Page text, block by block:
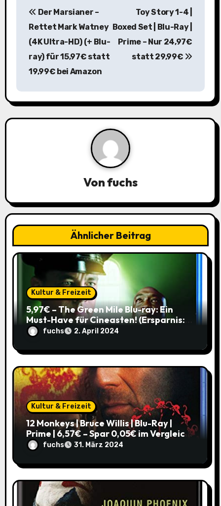
a
g
v
i
g
a
i
o
n
Der Marsianer –
Rettet Mark Watney
(4K Ultra-HD) (+ Blu-
ray) für 15,97€ statt
19,99€ bei Amazon
Toy Story 1-4 |
Boxed Set | Blu-Ray |
Prime – Nur 24,97€
statt 29,99€
Vonfuchs
Ähnlicher Beitrag
Kultur & Freizeit
5,97€ – The Green Mile Blu-ray: Ein
Must-Have für Cineasten! (Ersparnis:
37%)fuchs 2. April 2024
Kultur & Freizeit
12 Monkeys | Bruce Willis | Blu-Ray |
Prime | 6,57€ – Spar 0,05€ im Vergleich
zum alten Preis!
fuchs 31. März 2024